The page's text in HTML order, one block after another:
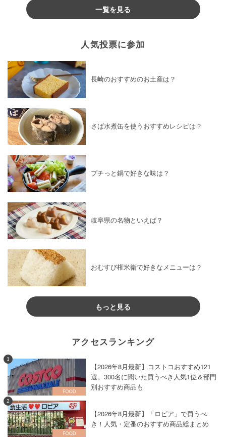
一覧を見る
人気投票に参加
長崎のおすすめのお土産は？
さば水煮缶を使うおすすめレシピは？
プチっと鍋で好きな味は？
岐阜県の名物といえば？
おむすび権米衛で好きなメニューは？
もっと見る
アクセスランキング
1
【2026年8月最新】コストコおすすめ121
選。300名に聞いた買うべき人気1位＆部門
別おすすめ商品も
2
【2026年8月最新】「ロピア」で買うべ
き！人気・定番のおすすめ商品総まとめ